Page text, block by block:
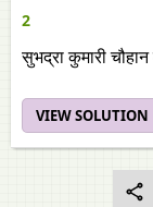
2
सुभद्रा कुमारी चौहान
VIEW SOLUTION